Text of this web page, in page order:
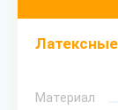
Материал